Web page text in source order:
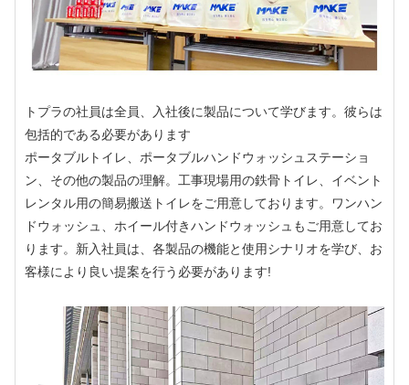
トプラの社員は全員、入社後に製品について学びます。彼らは
包括的である必要があります
ポータブルトイレ、ポータブルハンドウォッシュステーショ
ン、その他の製品の理解。工事現場用の鉄骨トイレ、イベント
レンタル用の簡易搬送トイレをご用意しております。ワンハン
ドウォッシュ、ホイール付きハンドウォッシュもご用意してお
ります。新入社員は、各製品の機能と使用シナリオを学び、お
客様により良い提案を行う必要があります!